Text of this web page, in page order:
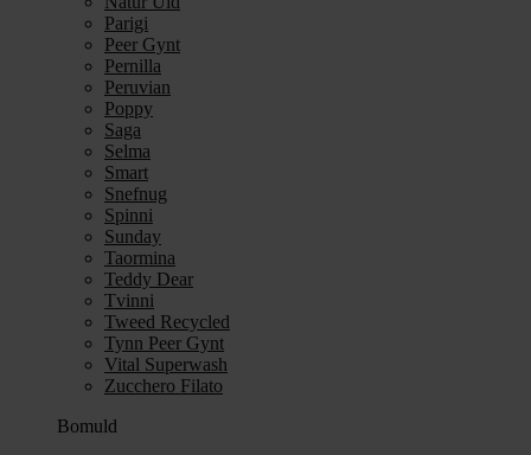
Parigi
Peer Gynt
Pernilla
Peruvian
Poppy
Saga
Selma
Smart
Snefnug
Spinni
Sunday
Taormina
Teddy Dear
Tvinni
Tweed Recycled
Tynn Peer Gynt
Vital Superwash
Zucchero Filato
Bomuld